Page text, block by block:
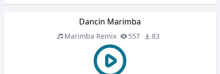
Dancin Marimba
Marimba Remix 557 83